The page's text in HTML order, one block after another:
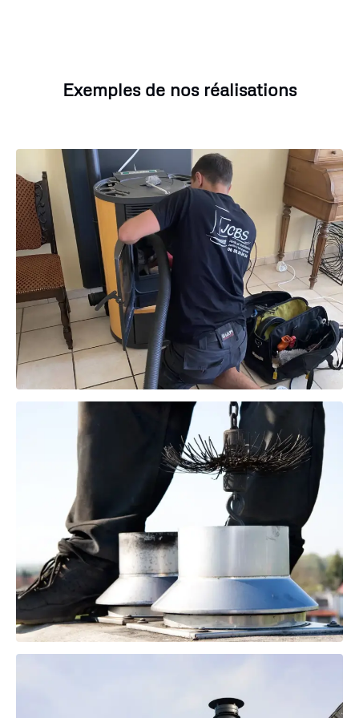
Exemples de nos réalisations